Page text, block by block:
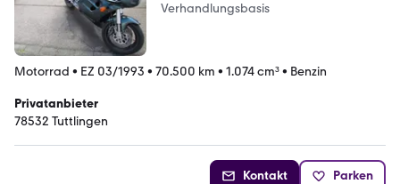
Verhandlungsbasis
Motorrad • EZ 03/1993 • 70.500 km • 1.074 cm³• Benzin
Privatanbieter
78532 Tuttlingen
Kontakt Parken